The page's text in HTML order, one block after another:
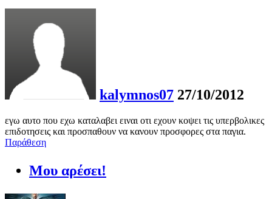
kalymnos07 27/10/2012
εγω αυτο που εχω καταλαβει ειναι οτι εχουν κοψει τις υπερβολικες
επιδοτησεις και προσπαθουν να κανουν προσφορες στα παγια.
Παράθεση
Μου αρέσει!